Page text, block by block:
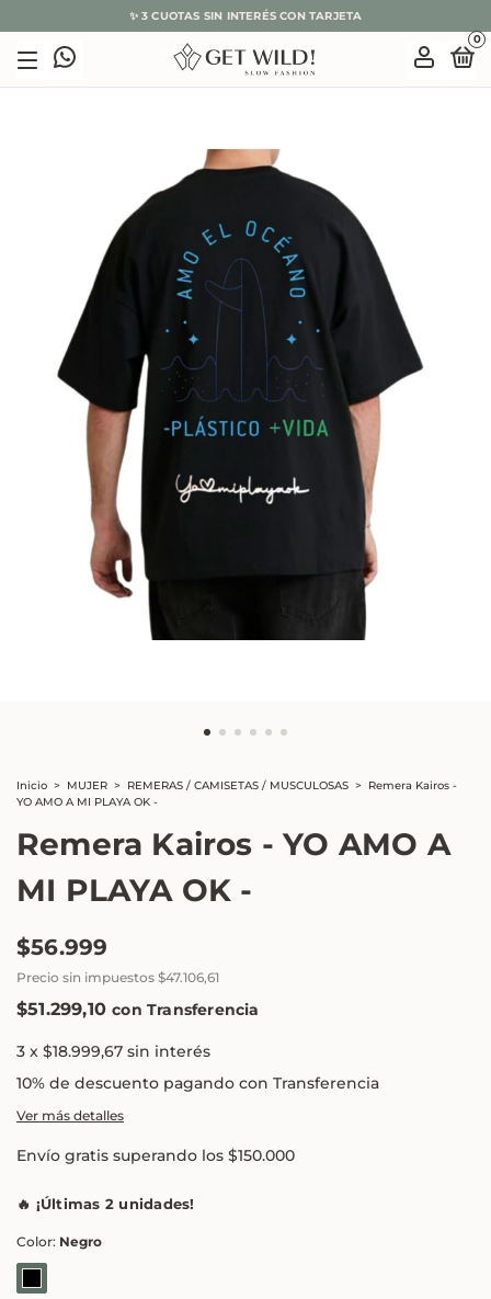
🌿 10% OFF CON EFECTIVO O TRANSFERENCIA
0
Inicio > MUJER > REMERAS / CAMISETAS / MUSCULOSAS > Remera Kairos -
YO AMO A MI PLAYA OK -
Remera Kairos - YO AMO A
MI PLAYA OK -
$56.999
Precio sin impuestos $47.106,61
$51.299,10con Transferencia
3 x $18.999,67 sin interés
10% de descuento pagando con Transferencia
Ver más detalles
Envío gratis superando los $150.000
🔥 ¡Últimas 2 unidades!
Color: Negro